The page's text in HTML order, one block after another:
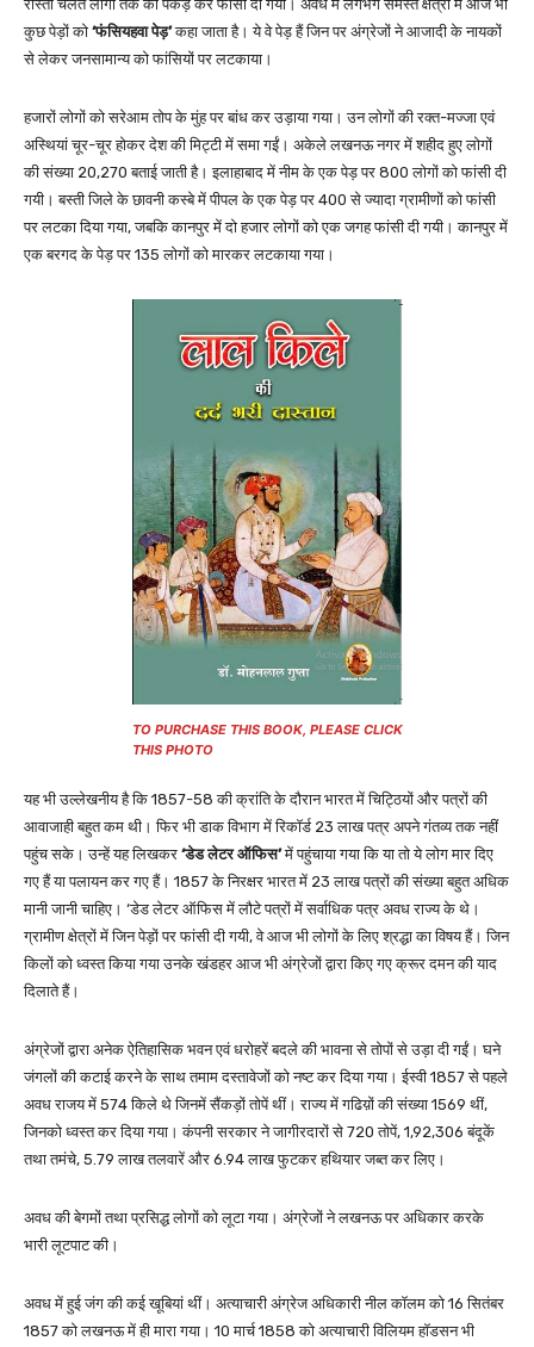
रास्ता चलते लोगों तक को पकड़ कर फांसी दी गयी। अवध में लगभग समस्त क्षेत्रों में आज भी
कुछ पेड़ों को ‘फंसियहवा पेड़’कहा जाता है। ये वे पेड़ हैं जिन पर अंग्रेजों ने आजादी के नायकों
से लेकर जनसामान्य को फांसियों पर लटकाया।
हजारों लोगों को सरेआम तोप के मुंह पर बांध कर उड़ाया गया। उन लोगों की रक्त-मज्जा एवं
अस्थियां चूर-चूर होकर देश की मिट्टी में समा गईं। अकेले लखनऊ नगर में शहीद हुए लोगों
की संख्या 20,270 बताई जाती है। इलाहाबाद में नीम के एक पेड़ पर 800 लोगों को फांसी दी
गयी। बस्ती जिले के छावनी कस्बे में पीपल के एक पेड़ पर 400 से ज्यादा ग्रामीणों को फांसी
पर लटका दिया गया, जबकि कानपुर में दो हजार लोगों को एक जगह फांसी दी गयी। कानपुर में
एक बरगद के पेड़ पर 135 लोगों को मारकर लटकाया गया।
TO PURCHASE THIS BOOK, PLEASE CLICK
THIS PHOTO
यह भी उल्लेखनीय है कि 1857-58 की क्रांति के दौरान भारत में चिट्ठियों और पत्रों की
आवाजाही बहुत कम थी। फिर भी डाक विभाग में रिकॉर्ड 23 लाख पत्र अपने गंतव्य तक नहीं
पहुंच सके। उन्हें यह लिखकर ‘डेड लेटर ऑफिस’में पहुंचाया गया कि या तो ये लोग मार दिए
गए हैं या पलायन कर गए हैं। 1857 के निरक्षर भारत में 23 लाख पत्रों की संख्या बहुत अधिक
मानी जानी चाहिए। ‘डेड लेटर ऑफिस में लौटे पत्रों में सर्वाधिक पत्र अवध राज्य के थे।
ग्रामीण क्षेत्रों में जिन पेड़ों पर फांसी दी गयी, वे आज भी लोगों के लिए श्रद्धा का विषय हैं। जिन
किलों को ध्वस्त किया गया उनके खंडहर आज भी अंग्रेजों द्वारा किए गए क्रूर दमन की याद
दिलाते हैं।
अंग्रेजों द्वारा अनेक ऐतिहासिक भवन एवं धरोहरें बदले की भावना से तोपों से उड़ा दी गईं। घने
जंगलों की कटाई करने के साथ तमाम दस्तावेजों को नष्ट कर दिया गया। ईस्वी 1857 से पहले
अवध राजय में 574 किले थे जिनमें सैंकड़ों तोपें थीं। राज्य में गढिय़ों की संख्या 1569 थीं,
जिनको ध्वस्त कर दिया गया। कंपनी सरकार ने जागीरदारों से 720 तोपें, 1,92,306 बंदूकें
तथा तमंचे, 5.79 लाख तलवारें और 6.94 लाख फुटकर हथियार जब्त कर लिए।
अवध की बेगमों तथा प्रसिद्ध लोगों को लूटा गया। अंग्रेजों ने लखनऊ पर अधिकार करके
भारी लूटपाट की।
अवध में हुई जंग की कई खूबियां थीं। अत्याचारी अंग्रेज अधिकारी नील कॉलम को 16 सितंबर
1857 को लखनऊ में ही मारा गया। 10 मार्च 1858 को अत्याचारी विलियम हॉडसन भी